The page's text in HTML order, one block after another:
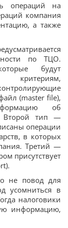
операций на
компания
а также
по ТЦО.
будут
критериям,
(master file),
об
Второй тип —
операции
в которых
Третий —
присутствует
не повод для
усомниться в
налоговики
информацию,